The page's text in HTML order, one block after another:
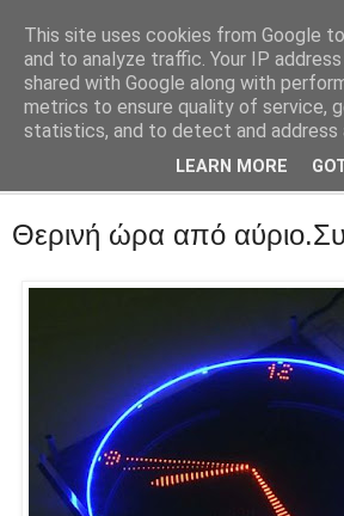
::Alma Libre
Τεχνολογία, επιχειρηματικότητα,
Θερινή ώρα από
This site uses cookies from Google
and to analyze traffic. Your IP
shared with Google along with
metrics to ensure quality of service,
statistics, and to detect and address
LEARN MORE